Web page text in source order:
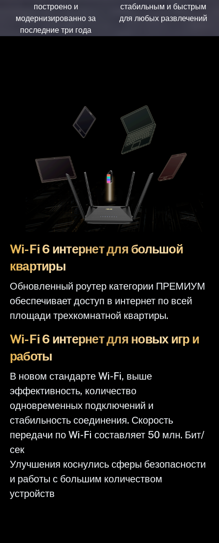
построено и
модернизированно за
последние три года
стабильным и быстрым
для любых развлечений
Wi-Fi 6 интернет для большой
квартиры
Обновленный роутер категории ПРЕМИУМ
обеспечивает доступ в интернет по всей
площади трехкомнатной квартиры.
Wi-Fi 6 интернет для новых игр и
работы
В новом стандарте Wi-Fi, выше
эффективность, количество
одновременных подключений и
стабильность соединения. Скорость
передачи по Wi-Fi составляет 50 млн. Бит/
сек
Улучшения коснулись сферы безопасности
и работы с большим количеством
устройств